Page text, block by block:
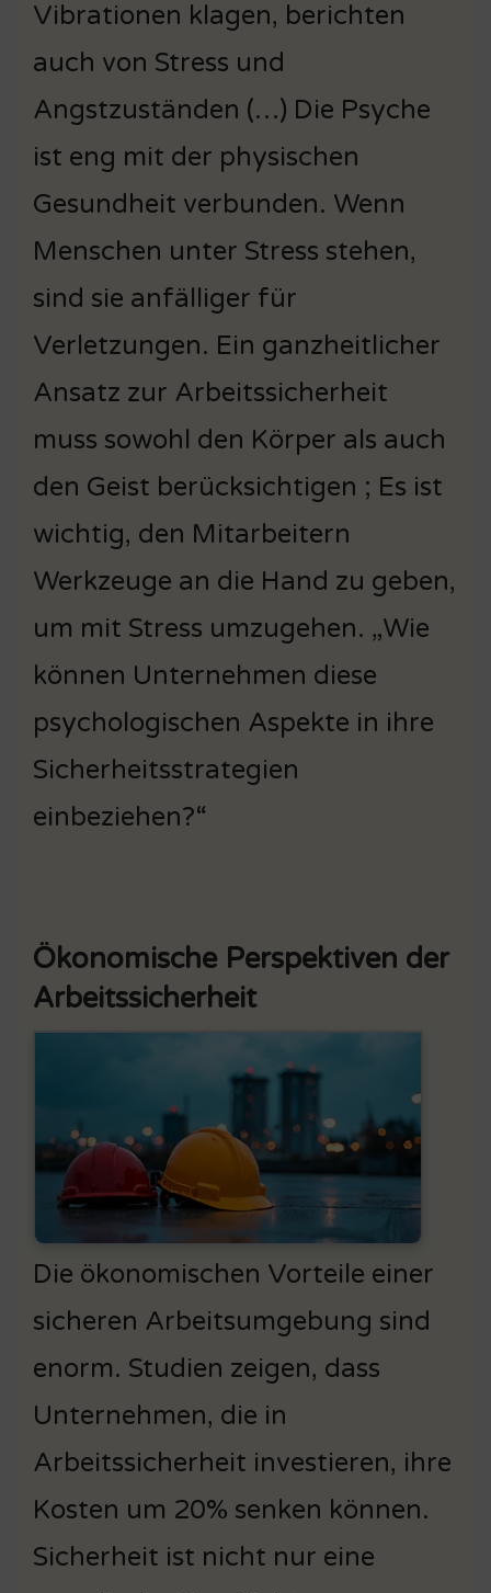
Vibrationen klagen, berichten
auch von Stress und
Angstzuständen (…) Die Psyche
ist eng mit der physischen
Gesundheit verbunden. Wenn
Menschen unter Stress stehen,
sind sie anfälliger für
Verletzungen. Ein ganzheitlicher
Ansatz zur Arbeitssicherheit
muss sowohl den Körper als auch
den Geist berücksichtigen ; Es ist
wichtig, den Mitarbeitern
Werkzeuge an die Hand zu geben,
um mit Stress umzugehen. „Wie
können Unternehmen diese
psychologischen Aspekte in ihre
Sicherheitsstrategien
einbeziehen?“
Ökonomische Perspektiven der
Arbeitssicherheit
Die ökonomischen Vorteile einer
sicheren Arbeitsumgebung sind
enorm. Studien zeigen, dass
Unternehmen, die in
Arbeitssicherheit investieren, ihre
Kosten um 20% senken können.
Sicherheit ist nicht nur eine